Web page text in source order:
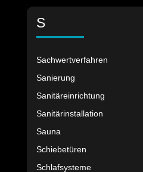
S
Sachwertverfahren
Sanierung
Sanitäreinrichtung
Sanitärinstallation
Sauna
Schiebetüren
Schlafsysteme